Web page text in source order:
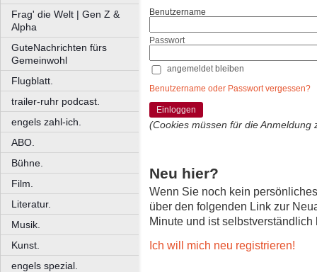
Frag' die Welt | Gen Z &
Alpha
GuteNachrichten fürs
Gemeinwohl
Flugblatt.
trailer-ruhr podcast.
engels zahl-ich.
ABO.
Bühne.
Film.
Literatur.
Musik.
Kunst.
engels spezial.
Benutzername
Passwort
angemeldet bleiben
Benutzername oder Passwort vergessen?
Einloggen
(Cookies müssen für die Anmeldung
Neu hier?
Wenn Sie noch kein
über den folgenden Link zur
Minute und ist selbstverständlich
Ich will mich neu registrieren!